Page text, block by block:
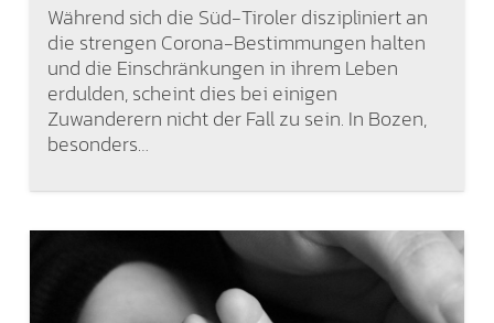
Während sich die Süd-Tiroler diszipliniert an
die strengen Corona-Bestimmungen halten
und die Einschränkungen in ihrem Leben
erdulden, scheint dies bei einigen
Zuwanderern nicht der Fall zu sein. In Bozen,
besonders…